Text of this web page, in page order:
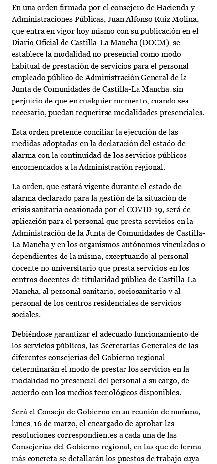
En una orden firmada por el consejero de Hacienda y
Administraciones Públicas, Juan Alfonso Ruiz Molina,
que entra en vigor hoy mismo con su publicación en el
Diario Oficial de Castilla-La Mancha (DOCM), se
establece la modalidad no presencial como modo
habitual de prestación de servicios para el personal
empleado público de Administración General de la
Junta de Comunidades de Castilla-La Mancha, sin
perjuicio de que en cualquier momento, cuando sea
necesario, puedan requerirse modalidades presenciales.
Esta orden pretende conciliar la ejecución de las
medidas adoptadas en la declaración del estado de
alarma con la continuidad de los servicios públicos
encomendados a la Administración regional.
La orden, que estará vigente durante el estado de
alarma declarado para la gestión de la situación de
crisis sanitaria ocasionada por el COVID-19, será de
aplicación para el personal que presta servicios en la
Administración de la Junta de Comunidades de Castilla-
La Mancha y en los organismos autónomos vinculados o
dependientes de la misma, exceptuando al personal
docente no universitario que presta servicios en los
centros docentes de titularidad pública de Castilla-La
Mancha, al personal sanitario, sociosanitario y al
personal de los centros residenciales de servicios
sociales.
Debiéndose garantizar el adecuado funcionamiento de
los servicios públicos, las Secretarías Generales de las
diferentes consejerías del Gobierno regional
determinarán el modo de prestar los servicios en la
modalidad no presencial del personal a su cargo, de
acuerdo con los medios tecnológicos disponibles.
Será el Consejo de Gobierno en su reunión de mañana,
lunes, 16 de marzo, el encargado de aprobar las
resoluciones correspondientes a cada una de las
Consejerías del Gobierno regional, en las que de forma
más concreta se detallarán los puestos de trabajo cuya